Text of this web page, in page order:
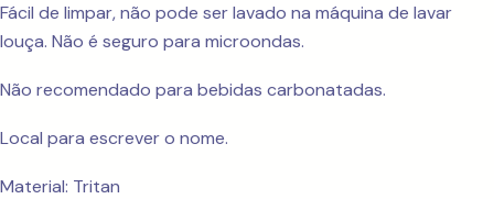
Fácil de limpar, não pode ser lavado na máquina de lavar
louça. Não é seguro para microondas.
Não recomendado para bebidas carbonatadas.
Local para escrever o nome.
Material: Tritan